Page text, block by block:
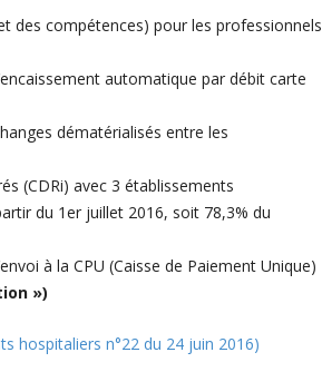
des compétences) pour les professionnels
automatique par débit carte
dématérialisés entre les
(CDRi) avec 3 établissements
du 1er juillet 2016, soit 78,3% du
à la CPU (Caisse de Paiement Unique)
»)
hospitaliers n°22 du 24 juin 2016)